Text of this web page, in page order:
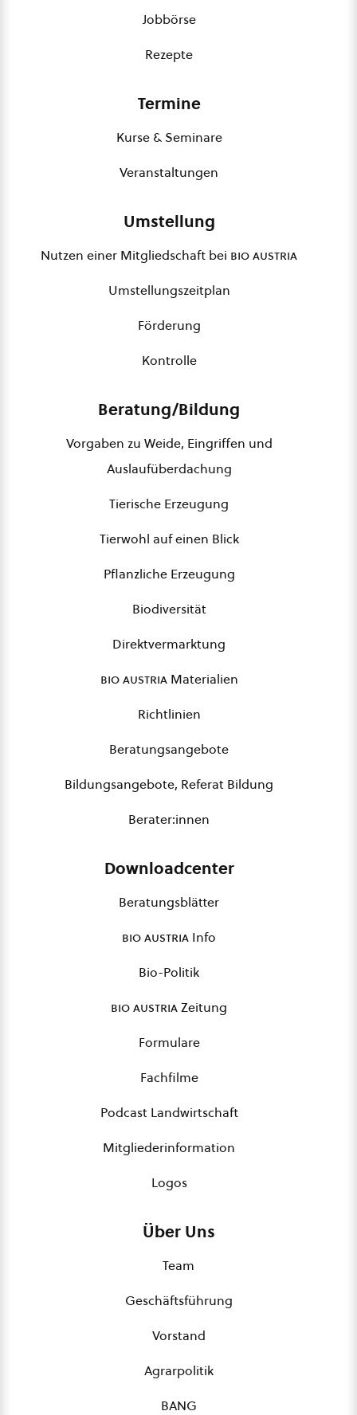
Jobbörse
Rezepte
Termine
Kurse & Seminare
Veranstaltungen
Umstellung
Nutzen einer Mitgliedschaft bei bio austria
Umstellungszeitplan
Förderung
Kontrolle
Beratung/Bildung
Vorgaben zu Weide, Eingriffen und
Auslaufüberdachung
Tierische Erzeugung
Tierwohl auf einen Blick
Pflanzliche Erzeugung
Biodiversität
Direktvermarktung
bio austriaMaterialien
Richtlinien
Beratungsangebote
Bildungsangebote, Referat Bildung
Berater:innen
Downloadcenter
Beratungsblätter
bio austria Info
Bio-Politik
bio austriaZeitung
Formulare
Fachfilme
Podcast Landwirtschaft
Mitgliederinformation
Logos
Über Uns
Team
Geschäftsführung
Vorstand
Agrarpolitik
BANG